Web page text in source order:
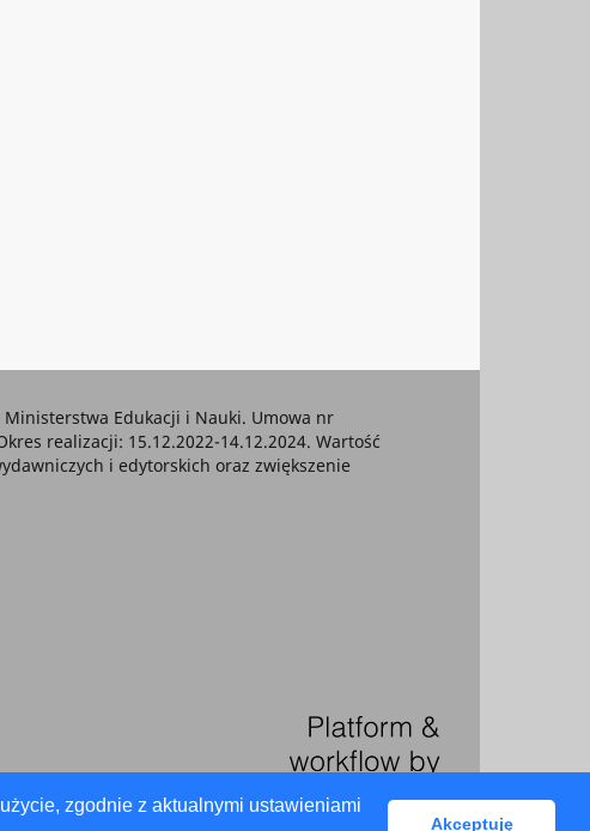
zgodnie z aktualnymi ustawieniami
Akceptuję
Edukacji i Nauki. Umowa nr
realizacji: 15.12.2022-14.12.2024. Wartość
i edytorskich oraz zwiększenie